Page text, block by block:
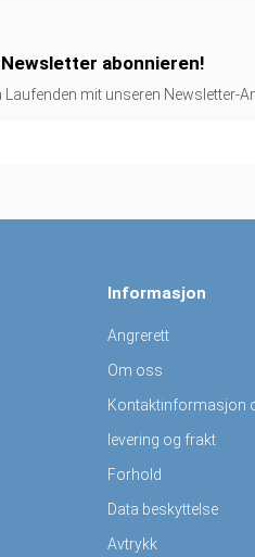
abonnieren!
Laufenden mit unseren Newsletter-
Informasjon
Angrerett
Om oss
Kontaktinformasjon
levering og frakt
Forhold
Data beskyttelse
Avtrykk